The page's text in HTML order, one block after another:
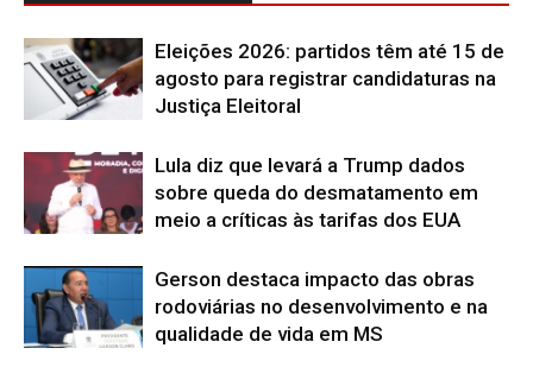
Eleições 2026: partidos têm até 15 de
agosto para registrar candidaturas na
Justiça Eleitoral
Lula diz que levará a Trump dados
sobre queda do desmatamento em
meio a críticas às tarifas dos EUA
Gerson destaca impacto das obras
rodoviárias no desenvolvimento e na
qualidade de vida em MS